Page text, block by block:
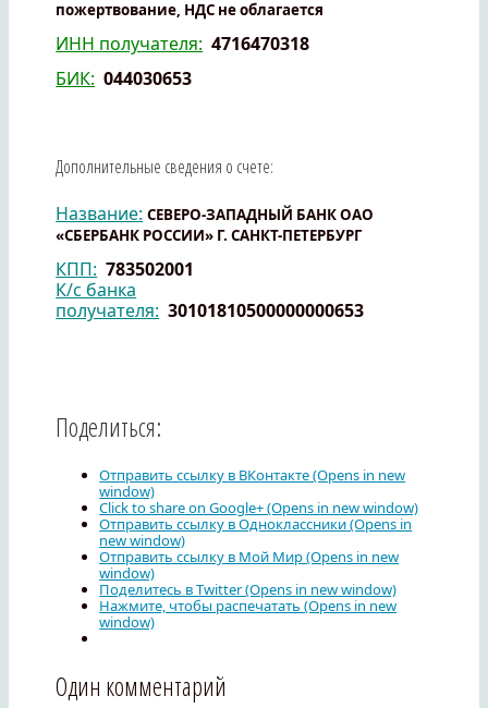
пожертвование, НДС не облагается
ИНН получателя: 4716470318
БИК: 044030653
Дополнительные сведения о счете:
Название: СЕВЕРО-ЗАПАДНЫЙ БАНК ОАО
«СБЕРБАНК РОССИИ» Г.САНКТ-ПЕТЕРБУРГ
КПП: 783502001
К/с банка
получателя: 30101810500000000653
Поделиться:
Отправить ссылку в ВКонтакте (Opens in new
window)
Click to share on Google+ (Opens in new window)
Отправить ссылку в Одноклассники (Opens in
new window)
Отправить ссылку в Мой Мир (Opens in new
window)
Поделитесь в Twitter (Opens in new window)
Нажмите, чтобы распечатать (Opens in new
window)
Один комментарий